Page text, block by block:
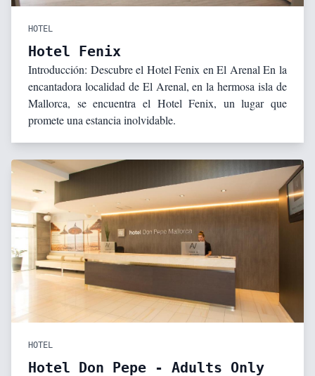
HOTEL
Hotel Fenix
Introducción: Descubre el Hotel Fenix en El Arenal En la
encantadora localidad de El Arenal, en la hermosa isla de
Mallorca, se encuentra el Hotel Fenix, un lugar que
promete una estancia inolvidable.
HOTEL
Hotel Don Pepe - Adults Only